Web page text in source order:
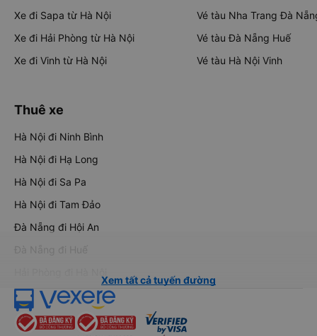
Xe đi Sapa từ Hà Nội
Xe đi Hải Phòng từ Hà Nội
Xe đi Vinh từ Hà Nội
Vé tàu Nha Trang Đà
Vé tàu Đà Nẵng Huế
Vé tàu Hà Nội Vinh
Thuê xe
Hà Nội đi Ninh Bình
Hà Nội đi Hạ Long
Hà Nội đi Sa Pa
Hà Nội đi Tam Đảo
Đà Nẵng đi Hội An
Đà Nẵng đi Huế
Xem tất cả tuyến đường